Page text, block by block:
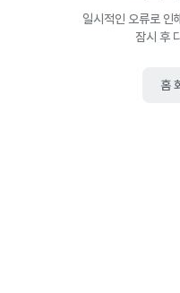
일시적인 오류로 인
잠시 후
홈